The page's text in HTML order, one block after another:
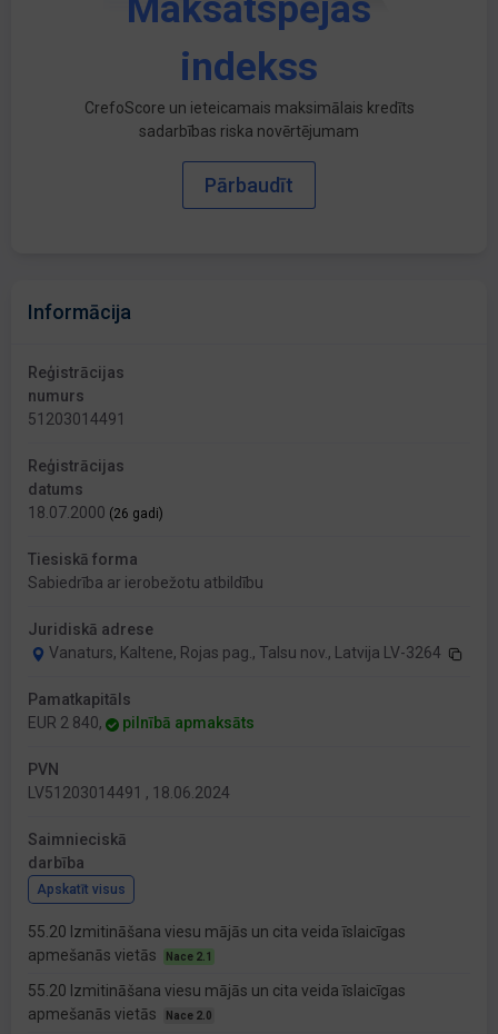
Maksātspējas
indekss
CrefoScore un ieteicamais maksimālais kredīts
sadarbības riska novērtējumam
Pārbaudīt
Informācija
Reģistrācijas
numurs
51203014491
Reģistrācijas
datums
18.07.2000 (26 gadi)
Tiesiskā forma
Sabiedrība ar ierobežotu atbildību
Juridiskā adrese
Vanaturs, Kaltene, Rojas pag., Talsu nov., Latvija LV-3264
Pamatkapitāls
EUR 2 840,
pilnībā apmaksāts
PVN
LV51203014491 , 18.06.2024
Saimnieciskā
darbība
Apskatīt visus
55.20 Izmitināšana viesu mājās un cita veida īslaicīgas
apmešanās vietās
Nace 2.1
55.20 Izmitināšana viesu mājās un cita veida īslaicīgas
apmešanās vietās
Nace 2.0